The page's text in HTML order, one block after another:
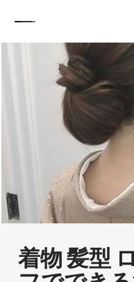
着物 髪型